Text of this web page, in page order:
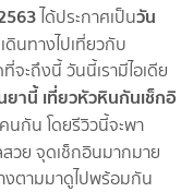
ได้ประกาศเป็นวัน
ดินทางไปเที่ยวกับ
ะถึงนี้ วันนี้เรามีไอเดีย
านี้ เที่ยวหัวหินกันเช็กอิ
นกัน โดยรีวิวนี้จะพา
วย จุดเช็กอินมากมาย
งตามมาดูไปพร้อมกัน